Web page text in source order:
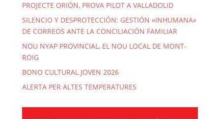
PROJECTE ORIÓN, PROVA PILOT A VALLADOLID
SILENCIO Y DESPROTECCIÓN: GESTIÓN «INHUMANA»
DE CORREOS ANTE LA CONCILIACIÓN FAMILIAR
NOU NYAP PROVINCIAL, EL NOU LOCAL DE MONT-
ROIG
BONO CULTURAL JOVEN 2026
ALERTA PER ALTES TEMPERATURES